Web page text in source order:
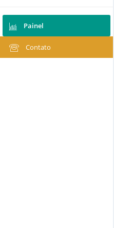
Painel
Contato